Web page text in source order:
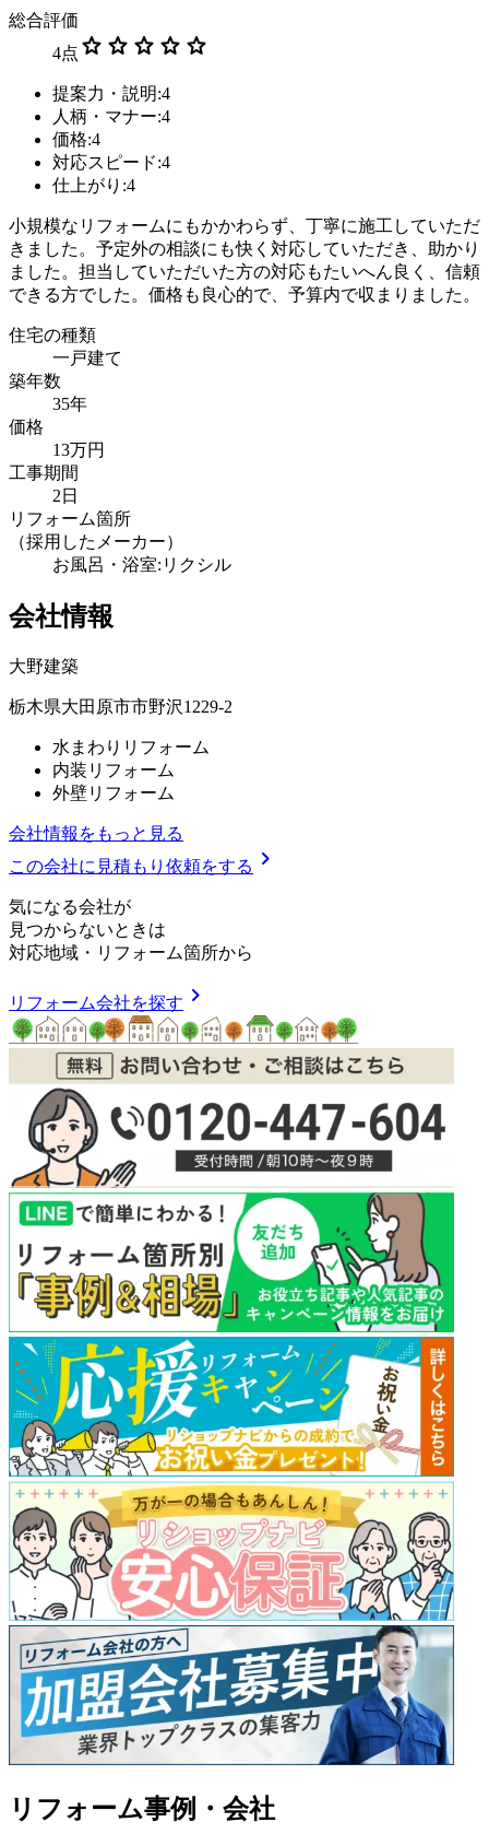
総合評価
4点 star star star star star
提案力・説明:4
人柄・マナー:4
価格:4
対応スピード:4
仕上がり:4
小規模なリフォームにもかかわらず、丁寧に施工していただ
きました。予定外の相談にも快く対応していただき、助かり
ました。担当していただいた方の対応もたいへん良く、信頼
できる方でした。価格も良心的で、予算内で収まりました。
住宅の種類
一戸建て
築年数
35年
価格
13万円
工事期間
2日
リフォーム箇所
（採用したメーカー）
お風呂・浴室:リクシル
会社情報
大野建築
栃木県大田原市市野沢1229-2
水まわりリフォーム
内装リフォーム
外壁リフォーム
会社情報をもっと見る
この会社に見積もり依頼をする chevron_right
気になる会社が
見つからないときは
対応地域 ・ リフォーム箇所から
リフォーム会社を探す chevron_right
リフォーム事例・会社